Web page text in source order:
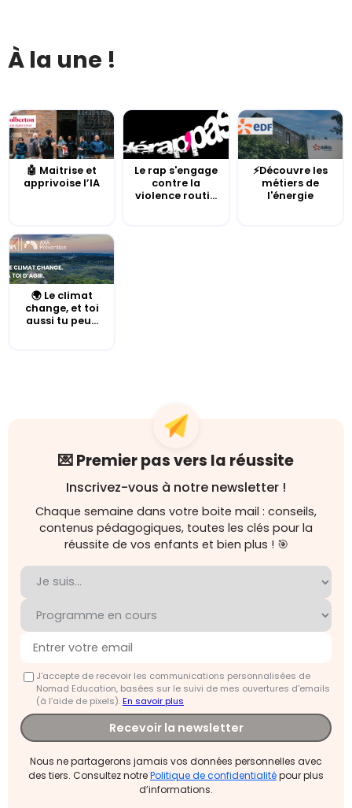
À la une !
🤖 Maitrise et
apprivoise l’IA
Le rap s'engage
contre la
violence routi...
⚡Découvre les
métiers de
l'énergie
🌍 Le climat
change, et toi
aussi tu peu...
💌 Premier pas vers la réussite
Inscrivez-vous à notre newsletter !
Chaque semaine dans votre boite mail : conseils,
contenus pédagogiques, toutes les clés pour la
réussite de vos enfants et bien plus ! 🎯
J'accepte de recevoir les communications personnalisées de
Nomad Education, basées sur le suivi de mes ouvertures d'emails
(à l’aide de pixels).En savoir plus
Recevoir la newsletter
Nous ne partagerons jamais vos données personnelles avec
des tiers. Consultez notrePolitique de confidentialitépour plus
d’informations.